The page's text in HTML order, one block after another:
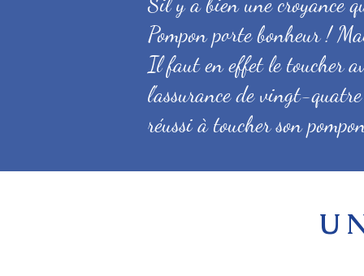
Pompon porte bonheur !
Il faut en effet le toucher
l'assurance de vingt-
réussi à toucher son